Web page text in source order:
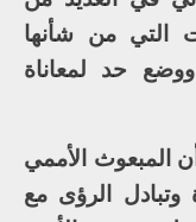
التي من شأنها
ووضع حد لمعاناة
المبعوث الأممي
وتبادل الرؤى مع